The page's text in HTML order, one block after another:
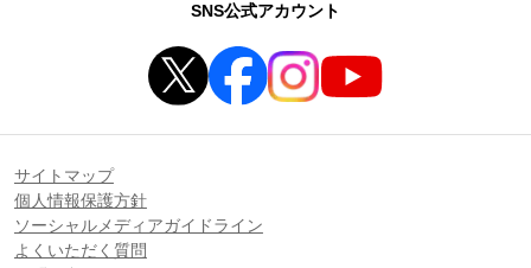
SNS公式アカウント
サイトマップ
個人情報保護方針
ソーシャルメディアガイドライン
よくいただく質問